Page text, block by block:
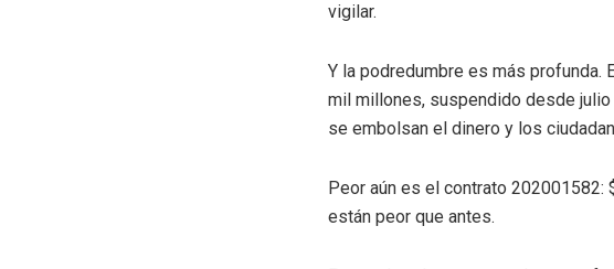
vigilar.
Y la podredumbre es más profunda.
mil millones, suspendido desde
se embolsan el dinero y los
Peor aún es el contrato
están peor que antes.